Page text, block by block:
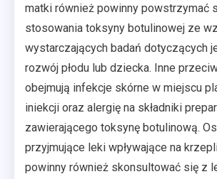
matki również powinny powstrzymać
stosowania toksyny botulinowej ze
wystarczających badań dotyczących
rozwój płodu lub dziecka. Inne
obejmują infekcje skórne w miejscu
iniekcji oraz alergię na składniki
zawierającego toksynę botulinową.
przyjmujące leki wpływające na
powinny również skonsultować się z